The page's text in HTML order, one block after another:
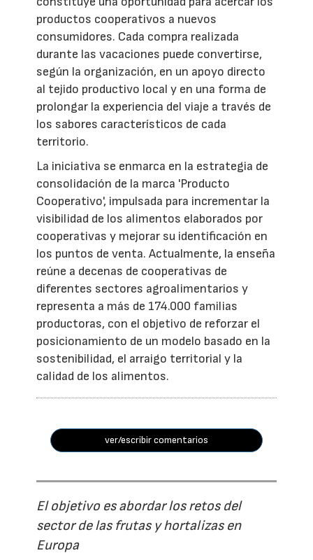
productos cooperativos a nuevos
consumidores. Cada compra realizada
durante las vacaciones puede convertirse,
según la organización, en un apoyo directo
al tejido productivo local y en una forma de
prolongar la experiencia del viaje a través de
los sabores característicos de cada
territorio.
La iniciativa se enmarca en la estrategia de
consolidación de la marca 'Producto
Cooperativo', impulsada para incrementar la
visibilidad de los alimentos elaborados por
cooperativas y mejorar su identificación en
los puntos de venta. Actualmente, la enseña
reúne a decenas de cooperativas de
diferentes sectores agroalimentarios y
representa a más de 174.000 familias
productoras, con el objetivo de reforzar el
posicionamiento de un modelo basado en la
sostenibilidad, el arraigo territorial y la
calidad de los alimentos.
ver/escribir comentarios
El objetivo es abordar los retos del
sector de las frutas y hortalizas en
Europa